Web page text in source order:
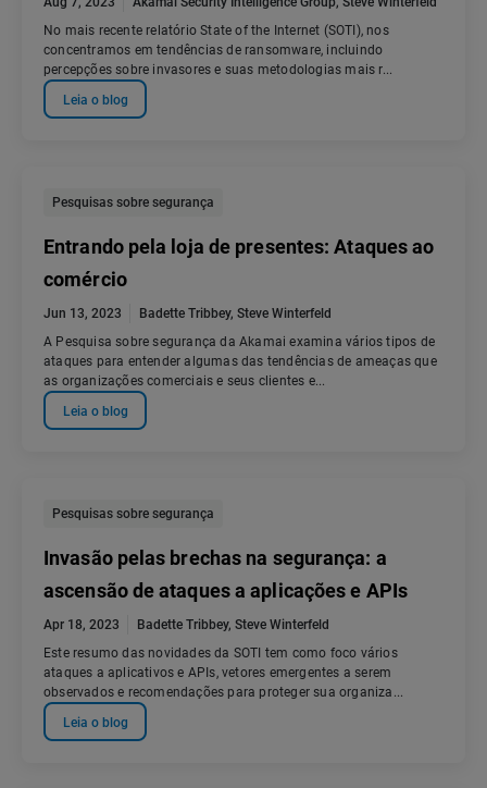
No mais recente relatório State of the Internet (SOTI), nos
concentramos em tendências de ransomware, incluindo
percepções sobre invasores e suas metodologias mais r...
Leia o blog
Pesquisas sobre segurança
Entrando pela loja de presentes: Ataques ao
comércio
Jun 13, 2023 Badette Tribbey, Steve Winterfeld
A Pesquisa sobre segurança da Akamai examina vários tipos de
ataques para entender algumas das tendências de ameaças que
as organizações comerciais e seus clientes e...
Leia o blog
Pesquisas sobre segurança
Invasão pelas brechas na segurança: a
ascensão de ataques a aplicações e APIs
Apr 18, 2023 Badette Tribbey, Steve Winterfeld
Este resumo das novidades da SOTI tem como foco vários
ataques a aplicativos e APIs, vetores emergentes a serem
observados e recomendações para proteger sua organiza...
Leia o blog